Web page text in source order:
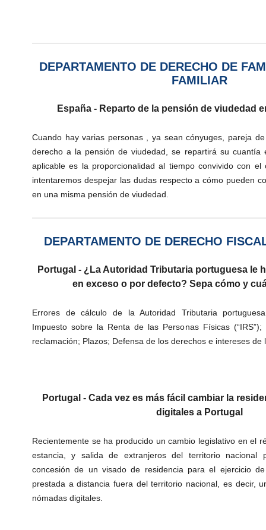
DEPARTAMENTO DE DERECHO DE
FAMILIAR
España - Reparto de la pensión de viudedad
Cuando hay varias personas , ya sean cónyuges, pareja
derecho a la pensión de viudedad, se repartirá su cuantía
aplicable es la proporcionalidad al tiempo convivido con el
intentaremos despejar las dudas respecto a cómo pueden
en una misma pensión de viudedad.
DEPARTAMENTO DE DERECHO
Portugal - ¿La Autoridad Tributaria portuguesa le
en exceso o por defecto? Sepa cómo y
Errores de cálculo de la Autoridad Tributaria
Impuesto sobre la Renta de las Personas Físicas
reclamación; Plazos; Defensa de los derechos e intereses de
Portugal - Cada vez es más fácil cambiar la
digitales a Portugal
Recientemente se ha producido un cambio legislativo en el
estancia, y salida de extranjeros del territorio nacional
concesión de un visado de residencia para el ejercicio
prestada a distancia fuera del territorio nacional, es decir,
nómadas digitales.